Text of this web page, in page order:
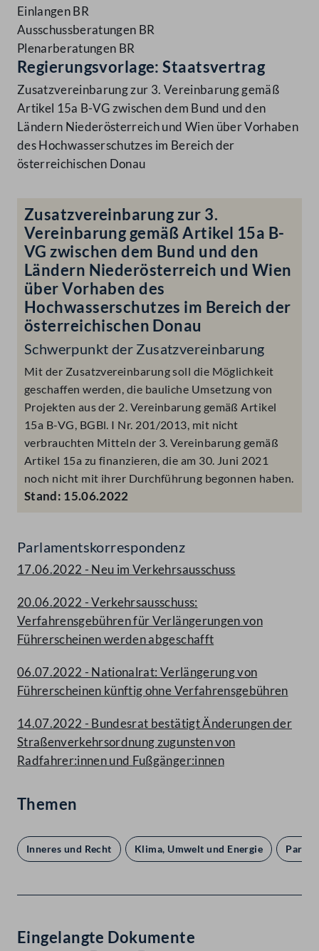
Einlangen BR
Ausschussberatungen BR
Plenarberatungen BR
Regierungsvorlage: Staatsvertrag
Zusatzvereinbarung zur 3. Vereinbarung gemäß
Artikel 15a B-VG zwischen dem Bund und den
Ländern Niederösterreich und Wien über Vorhaben
des Hochwasserschutzes im Bereich der
österreichischen Donau
Zusatzvereinbarung zur 3.
Vereinbarung gemäß Artikel 15a B-
VG zwischen dem Bund und den
Ländern Niederösterreich und Wien
über Vorhaben des
Hochwasserschutzes im Bereich der
österreichischen Donau
Schwerpunkt der Zusatzvereinbarung
Mit der Zusatzvereinbarung soll die Möglichkeit
geschaffen werden, die bauliche Umsetzung von
Projekten aus der 2. Vereinbarung gemäß Artikel
15a B-VG, BGBl. I Nr. 201/2013, mit nicht
verbrauchten Mitteln der 3. Vereinbarung gemäß
Artikel 15a zu finanzieren, die am 30. Juni 2021
noch nicht mit ihrer Durchführung begonnen haben.
Stand: 15.06.2022
Parlamentskorrespondenz
17.06.2022 - Neu im Verkehrsausschuss
20.06.2022 - Verkehrsausschuss:
Verfahrensgebühren für Verlängerungen von
Führerscheinen werden abgeschafft
06.07.2022 - Nationalrat: Verlängerung von
Führerscheinen künftig ohne Verfahrensgebühren
14.07.2022 - Bundesrat bestätigt Änderungen der
Straßenverkehrsordnung zugunsten von
Radfahrer:innen und Fußgänger:innen
Themen
Inneres und Recht Klima, Umwelt und Energie
Eingelangte Dokumente